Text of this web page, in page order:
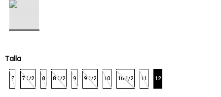
Talla
7 7 1/2 8 8 1/2 9 9 1/2 10 10 1/2 11 12